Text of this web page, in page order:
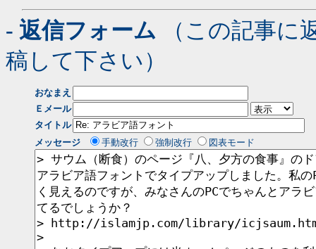
- 返信フォーム （この記事に
稿して下さい）
おなまえ
Ｅメール
タイトル
メッセージ
手動改行 強制改行 図表モード